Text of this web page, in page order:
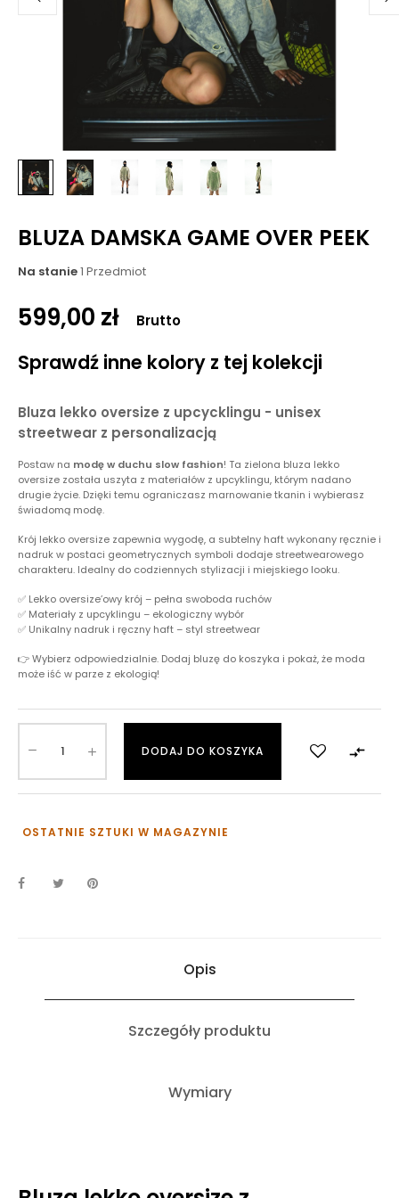
BLUZA DAMSKA GAME OVER PEEK
Na stanie1 Przedmiot
599,00 zł Brutto
Sprawdź inne kolory z tej kolekcji
Bluza lekko oversize z upcycklingu - unisex
streetwear z personalizacją
Postaw na modę w duchu slow fashion! Ta zielona bluza lekko
oversize została uszyta z materiałów z upcyklingu, którym nadano
drugie życie. Dzięki temu ograniczasz marnowanie tkanin i wybierasz
świadomą modę.
Krój lekko oversize zapewnia wygodę, a subtelny haft wykonany ręcznie i
nadruk w postaci geometrycznych symboli dodaje streetwearowego
charakteru. Idealny do codziennych stylizacji i miejskiego looku.
✅ Lekko oversize’owy krój – pełna swoboda ruchów
✅ Materiały z upcyklingu – ekologiczny wybór
✅ Unikalny nadruk i ręczny haft – styl streetwear
👉 Wybierz odpowiedzialnie. Dodaj bluzę do koszyka i pokaż, że moda
może iść w parze z ekologią!
DODAJ DO KOSZYKA 
OSTATNIE SZTUKI W MAGAZYNIE
Opis
Szczegóły produktu
Wymiary